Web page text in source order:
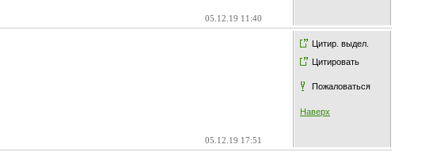
05.12.19 11:40
Цитир. выдел.
Цитировать
Пожаловаться
Наверх
05.12.19 17:51